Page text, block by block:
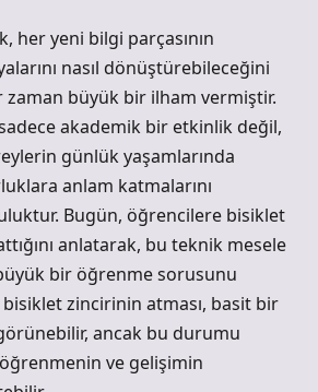
her yeni bilgi parçasının
nasıl dönüştürebileceğini
büyük bir ilham vermiştir.
akademik bir etkinlik değil,
günlük yaşamlarında
anlam katmalarını
Bugün, öğrencilere bisiklet
anlatarak, bu teknik mesele
bir öğrenme sorusunu
zincirinin atması, basit bir
ancak bu durumu
ve gelişimin